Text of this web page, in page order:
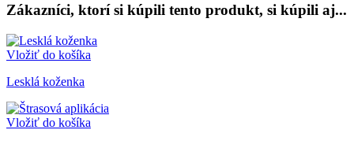
Zákazníci, ktorí si kúpili tento produkt, si kúpili aj...
Vložiť do košíka
Lesklá koženka
Vložiť do košíka